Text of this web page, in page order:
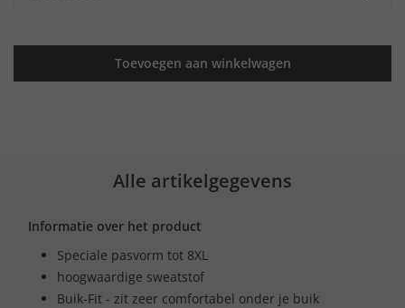
Toevoegen aan winkelwagen
Alle artikelgegevens
Informatie over het product
Speciale pasvorm tot 8XL
hoogwaardige sweatstof
Buik-Fit - zit zeer comfortabel onder je buik